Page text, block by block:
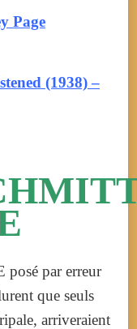
Page
(1938) –
posé par erreur
que seuls
arriveraient